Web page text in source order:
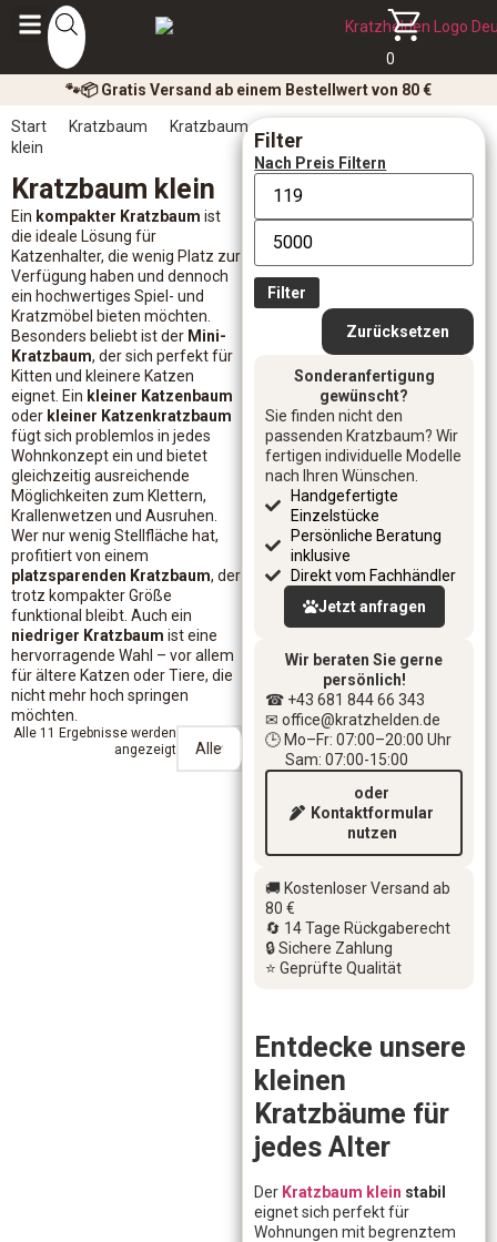
0
🐾📦 Gratis Versand ab einem Bestellwert von 80 €
Filter
Nach Preis Filtern
Filter
Zurücksetzen
Sonderanfertigung
gewünscht?
Sie finden nicht den
passenden Kratzbaum? Wir
fertigen individuelle Modelle
nach Ihren Wünschen.
Handgefertigte
Einzelstücke
Persönliche Beratung
inklusive
Direkt vom Fachhändler
Jetzt anfragen
Wir beraten Sie gerne
persönlich!
☎ +43 681 844 66 343
✉ office@kratzhelden.de
🕒 Mo–Fr: 07:00–20:00 Uhr
Sam: 07:00-15:00
oder
Kontaktformular
nutzen
🚚 Kostenloser Versand ab
80 €
🔄 14 Tage Rückgaberecht
🔒 Sichere Zahlung
⭐ Geprüfte Qualität
Entdecke unsere
kleinen
Kratzbäume für
jedes Alter
Der Kratzbaum klein stabil
eignet sich perfekt für
Wohnungen mit begrenztem
Start Kratzbaum
Kratzbaum
klein
Kratzbaum klein
Ein kompakter Kratzbaum ist
die ideale Lösung für
Katzenhalter, die wenig Platz zur
Verfügung haben und dennoch
ein hochwertiges Spiel- und
Kratzmöbel bieten möchten.
Besonders beliebt ist der Mini-
Kratzbaum, der sich perfekt für
Kitten und kleinere Katzen
eignet. Ein kleiner Katzenbaum
oder kleiner Katzenkratzbaum
fügt sich problemlos in jedes
Wohnkonzept ein und bietet
gleichzeitig ausreichende
Möglichkeiten zum Klettern,
Krallenwetzen und Ausruhen.
Wer nur wenig Stellfläche hat,
profitiert von einem
platzsparenden Kratzbaum, der
trotz kompakter Größe
funktional bleibt. Auch ein
niedriger Kratzbaum ist eine
hervorragende Wahl – vor allem
für ältere Katzen oder Tiere, die
nicht mehr hoch springen
möchten.
Alle 11 Ergebnisse werden
angezeigt